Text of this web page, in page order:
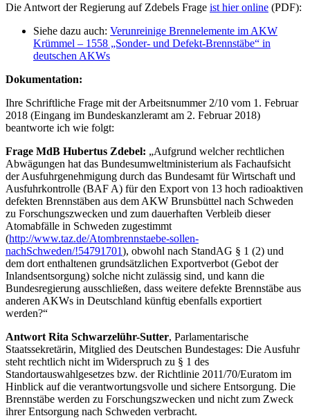
Atomausstieg
Fraktion
LINKE,
zur
Antwort
der
Bundesregierung
auf
Nachfrage.
Zdebel
hatte
gefragt,
warum
das
BMUB
den
Atommüll-
Export
von
Brennstäben
aus
dem
AKW
Brunsbüttel
nach
Schweden
genehmigt
hat,
die
Die Antwort der Regierung auf Zdebels Frage ist hier online (PDF):
Siehe dazu auch: Verunreinige Brennelemente im AKW
Krümmel – 1558 „Sonder- und Defekt-Brennstäbe“ in
deutschen AKWs
Dokumentation:
Ihre Schriftliche Frage mit der Arbeitsnummer 2/10 vom 1. Februar
2018 (Eingang im Bundeskanzleramt am 2. Februar 2018)
beantworte ich wie folgt:
Frage MdB Hubertus Zdebel: „Aufgrund welcher rechtlichen
Abwägungen hat das Bundesumweltministerium als Fachaufsicht
der Ausfuhrgenehmigung durch das Bundesamt für Wirtschaft und
Ausfuhrkontrolle (BAF A) für den Export von 13 hoch radioaktiven
defekten Brennstäben aus dem AKW Brunsbüttel nach Schweden
zu Forschungszwecken und zum dauerhaften Verbleib dieser
Atomabfälle in Schweden zugestimmt
(http://www.taz.de/Atombrennstaebe-sollen-
nachSchweden/!54791701), obwohl nach StandAG § 1 (2) und
dem dort enthaltenen grundsätzlichen Exportverbot (Gebot der
Inlandsentsorgung) solche nicht zulässig sind, und kann die
Bundesregierung ausschließen, dass weitere defekte Brennstäbe aus
anderen AKWs in Deutschland künftig ebenfalls exportiert
werden?“
Antwort Rita Schwarzelühr-Sutter, Parlamentarische
Staatssekretärin, Mitglied des Deutschen Bundestages: Die Ausfuhr
steht rechtlich nicht im Widerspruch zu § 1 des
Standortauswahlgesetzes bzw. der Richtlinie 2011/70/Euratom im
Hinblick auf die verantwortungsvolle und sichere Entsorgung. Die
Brennstäbe werden zu Forschungszwecken und nicht zum Zweck
ihrer Entsorgung nach Schweden verbracht.